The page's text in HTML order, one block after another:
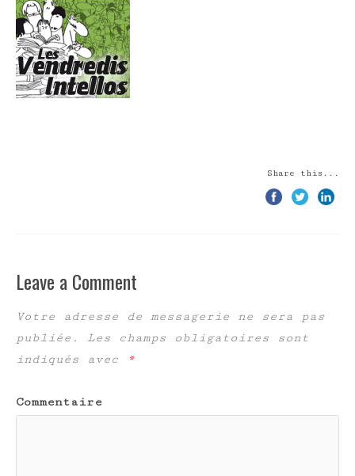
Share this...
Leave a Comment
Votre adresse de messagerie ne sera pas
publiée.
Les champs obligatoires sont
indiqués avec
*
Commentaire